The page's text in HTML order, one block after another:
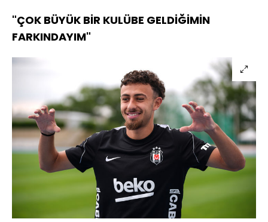
"ÇOK BÜYÜK BİR KULÜBE GELDİĞİMİN
FARKINDAYIM"